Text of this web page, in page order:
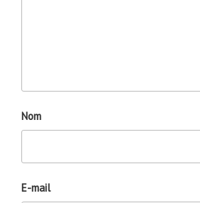
Nom
E-mail